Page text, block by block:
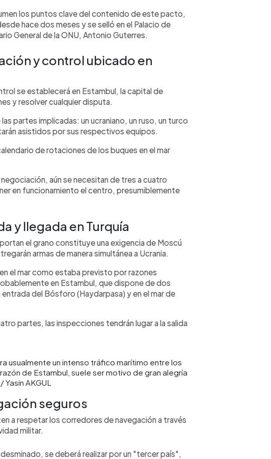
los puntos clave del contenido de este pacto,
hace dos meses y se selló en el Palacio de
General de la ONU, Antonio Guterres.
y control ubicado en
se establecerá en Estambul, la capital de
y resolver cualquier disputa.
partes implicadas: un ucraniano, un ruso, un turco
asistidos por sus respectivos equipos.
de rotaciones de los buques en el mar
aún se necesitan de tres a cuatro
en funcionamiento el centro, presumiblemente
y llegada en Turquía
el grano constituye una exigencia de Moscú
armas de manera simultánea a Ucrania.
el mar como estaba previsto por razones
en Estambul, que dispone de dos
del Bósforo (Haydarpasa) y en el mar de
partes, las inspecciones tendrán lugar a la salida
usualmente un intenso tráfico marítimo entre los
de Estambul, suele ser motivo de gran alegría
AKGUL
seguros
a respetar los corredores de navegación a través
militar.
se deberá realizar por un "tercer país",